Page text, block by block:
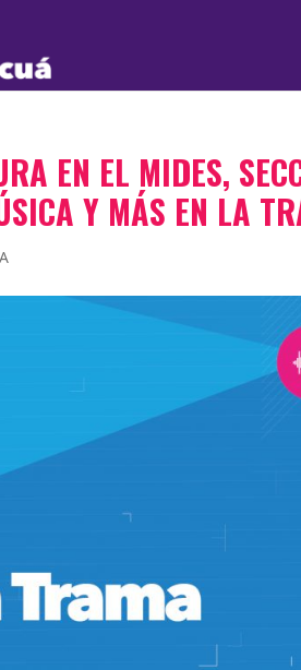
EN EL MIDES,
Y MÁS EN LA